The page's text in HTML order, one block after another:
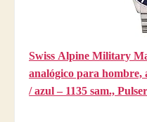
Swiss Alpine Military
analógico para hombre,
/ azul – 1135 sam.,